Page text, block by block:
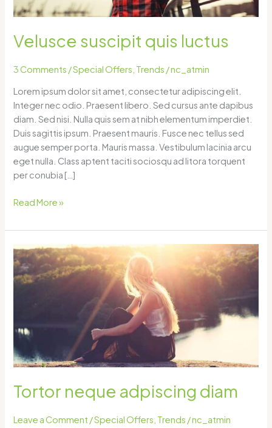
Velusce suscipit quis luctus
3 Comments /Special Offers Trends /nc_atmin
Lorem ipsum dolor sit amet, consectetur adipiscing elit.
Integer nec odio. Praesent libero. Sed cursus ante dapibus
diam. Sed nisi. Nulla quis sem at nibh elementum imperdiet.
Duis sagittis ipsum. Praesent mauris. Fusce nec tellus sed
augue semper porta. Mauris massa. Vestibulum lacinia arcu
eget nulla. Class aptent taciti sociosqu ad litora torquent
per conubia […]
Read More »
Tortor neque adpiscing diam
Leave a Comment /Special Offers Trends /nc_atmin
Tortor
neque
adpiscing